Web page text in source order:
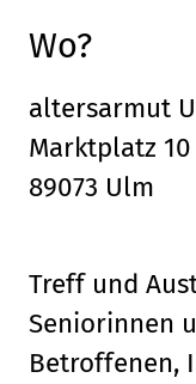
Wo?
altersarmut
Marktplatz 10
89073 Ulm
Treff und
Seniorinnen
Betroffenen,